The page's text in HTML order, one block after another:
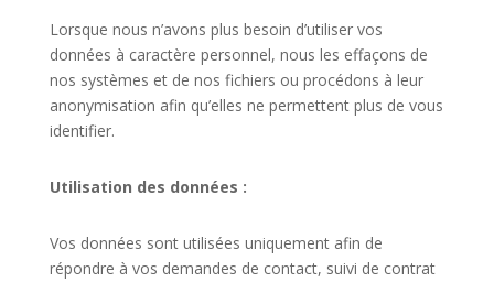
Lorsque nous n’avons plus besoin d’utiliser vos
données à caractère personnel, nous les effaçons de
nos systèmes et de nos fichiers ou procédons à leur
anonymisation afin qu’elles ne permettent plus de vous
identifier.
Utilisation des données :
Vos données sont utilisées uniquement afin de
répondre à vos demandes de contact, suivi de contrat